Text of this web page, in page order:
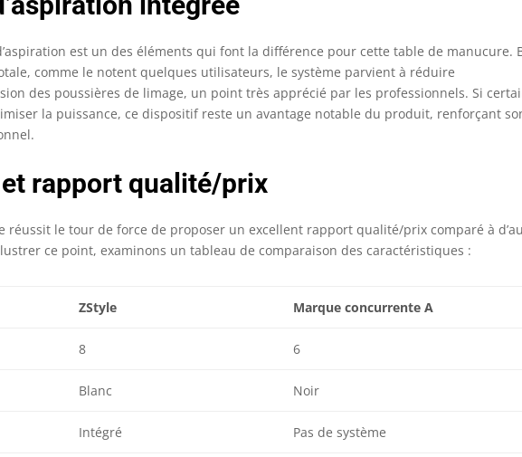
est un des éléments qui font la différence pour cette table de manucure.
comme le notent quelques utilisateurs, le système parvient à réduire
des poussières de limage, un point très apprécié par les professionnels. Si
la puissance, ce dispositif reste un avantage notable du produit, renforçant
rapport qualité/prix
réussit le tour de force de proposer un excellent rapport qualité/prix comparé à
ce point, examinons un tableau de comparaison des caractéristiques :
ZStyle Marque concurrente A
8 6
Blanc Noir
Intégré Pas de système